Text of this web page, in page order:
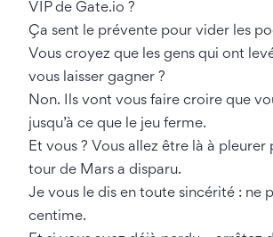
VIP de Gate.io ?
Ça sent le prévente pour vider les
Vous croyez que les gens qui ont
vous laisser gagner ?
Non. Ils vont vous faire croire que
jusqu’à ce que le jeu ferme.
Et vous ? Vous allez être là à
tour de Mars a disparu.
Je vous le dis en toute sincérité : ne
centime.